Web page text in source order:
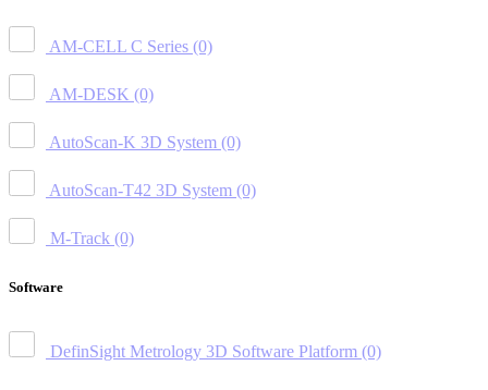
AM-CELL C Series (0)
AM-DESK (0)
AutoScan-K 3D System (0)
AutoScan-T42 3D System (0)
M-Track (0)
Software
DefinSight Metrology 3D Software Platform (0)